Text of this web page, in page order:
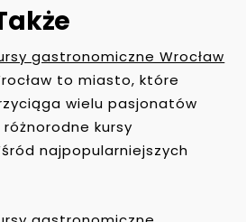
gastronomiczne Wrocław
to miasto, które
wielu pasjonatów
kursy
najpopularniejszych